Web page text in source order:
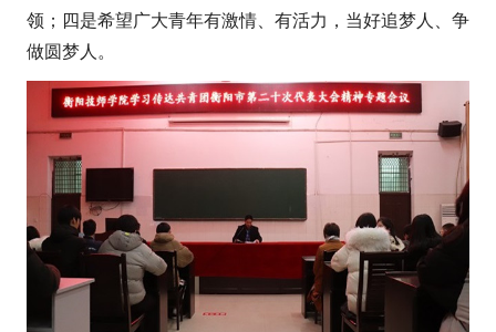
领；四是希望广大青年有激情、有活力，当好追梦人、争
做圆梦人。